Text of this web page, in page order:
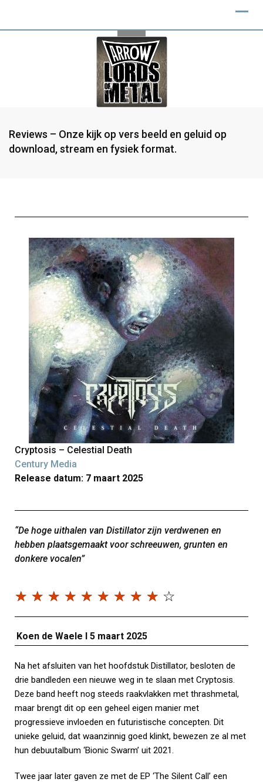
Reviews – Onze kijk op vers beeld en geluid op
download, stream en fysiek format.
Cryptosis – Celestial Death
Century Media
Release datum: 7 maart 2025
“De hoge uithalen van Distillator zijn verdwenen en
hebben plaatsgemaakt voor schreeuwen, grunten en
donkere vocalen”
☆ ☆ ☆ ☆ ☆ ☆ ☆ ☆ ☆ ☆
Koen de Waele I 5 maart 2025
Na het afsluiten van het hoofdstuk Distillator, besloten de
drie bandleden een nieuwe weg in te slaan met Cryptosis.
Deze band heeft nog steeds raakvlakken met thrashmetal,
maar brengt dit op een geheel eigen manier met
progressieve invloeden en futuristische concepten. Dit
unieke geluid, dat waanzinnig goed klinkt, bewezen ze al met
hun debuutalbum ‘Bionic Swarm’ uit 2021.
Twee jaar later gaven ze met de EP ‘The Silent Call’ een